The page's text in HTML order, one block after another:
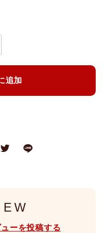
追加
ーを投稿する